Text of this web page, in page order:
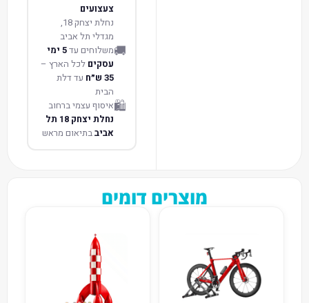
צעצועים
נחלת יצחק 18,
מגדלי תל אביב
🚚משלוחים עד 5 ימי
עסקים לכל הארץ –
35 ש״ח
עד דלת
הבית
🛍️איסוף עצמי ברחוב
נחלת יצחק 18 תל
אביבבתיאום מראש
מוצרים דומים